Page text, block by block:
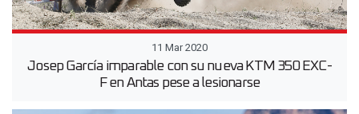
11 Mar 2020
Josep García imparable con su nueva KTM 350 EXC-
F en Antas pese a lesionarse